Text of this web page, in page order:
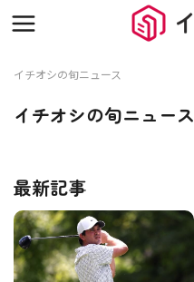
イチオシの旬ニュース
イチオシの旬ニュース
最新記事